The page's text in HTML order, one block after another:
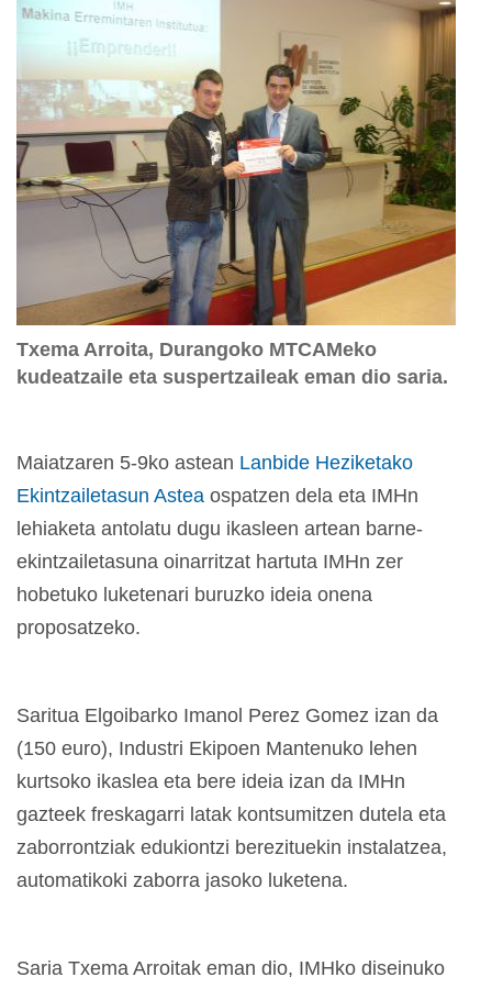
Txema Arroita, Durangoko MTCAMeko
kudeatzaile eta suspertzaileak eman dio saria.
Maiatzaren 5-9ko astean Lanbide Heziketako
Ekintzailetasun Astea ospatzen dela eta IMHn
lehiaketa antolatu dugu ikasleen artean barne-
ekintzailetasuna oinarritzat hartuta IMHn zer
hobetuko luketenari buruzko ideia onena
proposatzeko.
Saritua Elgoibarko Imanol Perez Gomez izan da
(150 euro), Industri Ekipoen Mantenuko lehen
kurtsoko ikaslea eta bere ideia izan da IMHn
gazteek freskagarri latak kontsumitzen dutela eta
zaborrontziak edukiontzi berezituekin instalatzea,
automatikoki zaborra jasoko luketena.
Saria Txema Arroitak eman dio, IMHko diseinuko